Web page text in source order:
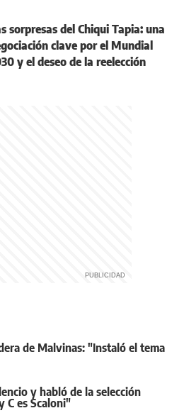
sorpresas del Chiqui Tapia: una
clave por el Mundial
y el deseo de la reelección
de Malvinas: "Instaló el tema
y habló de la selección
C es Scaloni"